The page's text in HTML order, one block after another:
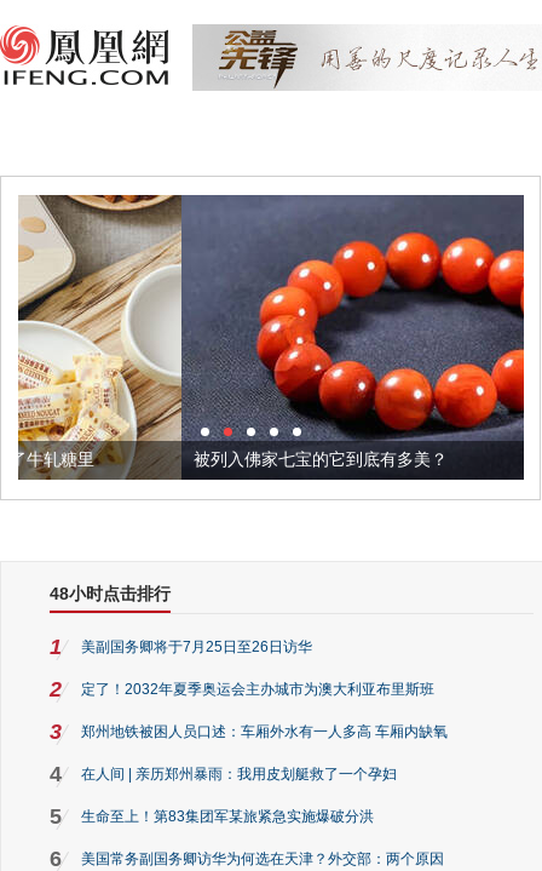
被列入佛家七宝的它到底有多美？
48小时点击排行
1 美副国务卿将于7月25日至26日访华
2 定了！2032年夏季奥运会主办城市为澳大利亚布里斯班
3 郑州地铁被困人员口述：车厢外水有一人多高 车厢内缺氧
4 在人间 | 亲历郑州暴雨：我用皮划艇救了一个孕妇
5 生命至上！第83集团军某旅紧急实施爆破分洪
6 美国常务副国务卿访华为何选在天津？外交部：两个原因